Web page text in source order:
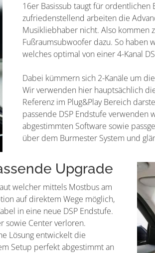
16er Basissub taugt für ordentlichen
zufriedenstellend arbeiten die
Musikliebhaber nicht. Also kommen
Fußraumsubwoofer dazu. So haben
welches optimal von einer 4-Kanal
Dabei kümmern sich 2-Kanäle um
Wir verwenden hier hauptsächlich
Referenz im Plug&Play Bereich
passende DSP Endstufe verwenden
abgestimmten Software sowie
über dem Burmester System und
Upgrade
welcher mittels Mostbus am
auf direktem Wege möglich,
in eine neue DSP Endstufe.
sowie Center verloren.
Lösung entwickelt die
Setup perfekt abgestimmt an